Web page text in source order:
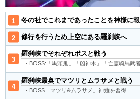
冬の社でこれまであったことを神様に
修行を行うため上空にある羅刹峡へ
羅刹峡でそれぞれボスと戦う
・BOSS:「馬頭鬼」「凶神木」「亡霊騎馬武
羅刹峡最奥でマツリとムラサメと戦う
・BOSS「マツリ&ムラサメ」神薙を習得